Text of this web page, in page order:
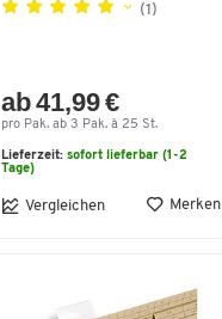
(1)
ab 41,99 €
pro Pak. ab 3 Pak. à 25 St.
Lieferzeit: sofort lieferbar (1-2
Tage)
Vergleichen Merken